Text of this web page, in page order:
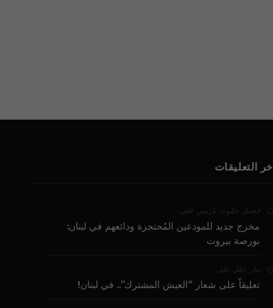
آخر التعليقات
فضيل حمّود - باريس على
مخرج جديد للمودعين المُحتجزة ودائعهم في لبنان:
بورصة بيروت
بيار عقل على
تعليقاً على شعار “العيش المشترك”.. في لبنان!